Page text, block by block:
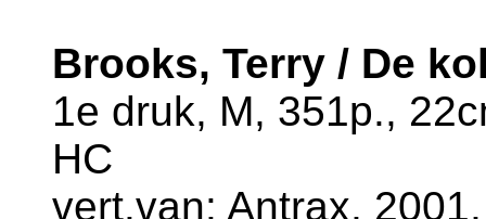
Brooks, Terry / De
1e druk, M, 351p.,
HC
vert.van: Antrax,